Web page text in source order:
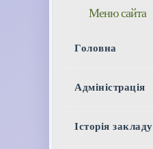
Меню сайта
Головна
Адміністрація
Історія закладу